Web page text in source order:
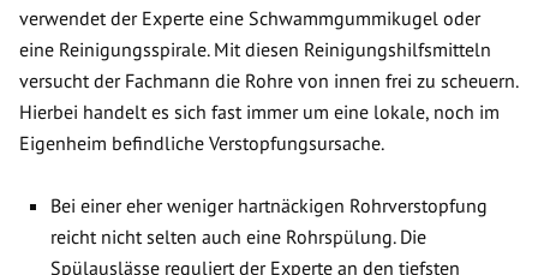
verwendet der Experte eine Schwammgummikugel oder
eine Reinigungsspirale. Mit diesen Reinigungshilfsmitteln
versucht der Fachmann die Rohre von innen frei zu scheuern.
Hierbei handelt es sich fast immer um eine lokale, noch im
Eigenheim befindliche Verstopfungsursache.
Bei einer eher weniger hartnäckigen Rohrverstopfung
reicht nicht selten auch eine Rohrspülung. Die
Spülauslässe reguliert der Experte an den tiefsten